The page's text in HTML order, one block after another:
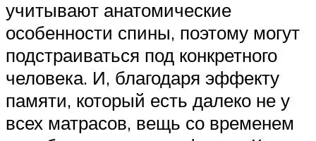
учитывают анатомические
особенности спины, поэтому могут
подстраиваться под конкретного
человека. И, благодаря эффекту
памяти, который есть далеко не у
всех матрасов, вещь со временем